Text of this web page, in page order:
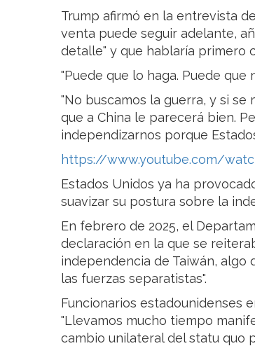
Trump afirmó en la entrevista
venta puede seguir adelante,
detalle" y que hablaría primero
"Puede que lo haga. Puede que
"No buscamos la guerra, y si
que a China le parecerá bien.
independizarnos porque
https://www.youtube.com/
Estados Unidos ya ha
suavizar su postura sobre la
En febrero de 2025, el
declaración en la que se
independencia de Taiwán, algo
las fuerzas separatistas".
Funcionarios estadounidenses
"Llevamos mucho tiempo
cambio unilateral del statu quo